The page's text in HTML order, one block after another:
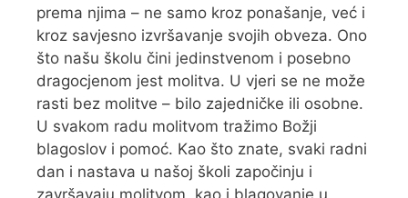
prema njima – ne samo kroz ponašanje, već i
kroz savjesno izvršavanje svojih obveza. Ono
što našu školu čini jedinstvenom i posebno
dragocjenom jest molitva. U vjeri se ne može
rasti bez molitve – bilo zajedničke ili osobne.
U svakom radu molitvom tražimo Božji
blagoslov i pomoć. Kao što znate, svaki radni
dan i nastava u našoj školi započinju i
završavaju molitvom, kao i blagovanje u